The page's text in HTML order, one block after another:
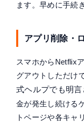
ます。早めに手続
アプリ削除・
スマホからNetflix
グアウトしただけ
式ヘルプでも明
金が発生し続ける
トページや各キャ